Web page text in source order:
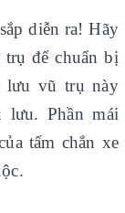
diễn ra! Hãy
để chuẩn bị
lưu vũ trụ này
lưu. Phần mái
tấm chắn xe